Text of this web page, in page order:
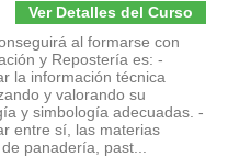
Ver Detalles del Curso
al formarse con
y Repostería es: -
la información técnica
y valorando su
y simbología adecuadas. -
entre sí, las materias
panadería, past...